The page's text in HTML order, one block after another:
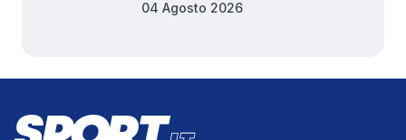
04 Agosto 2026